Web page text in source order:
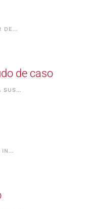
DE…
de caso
SUS…
IN…